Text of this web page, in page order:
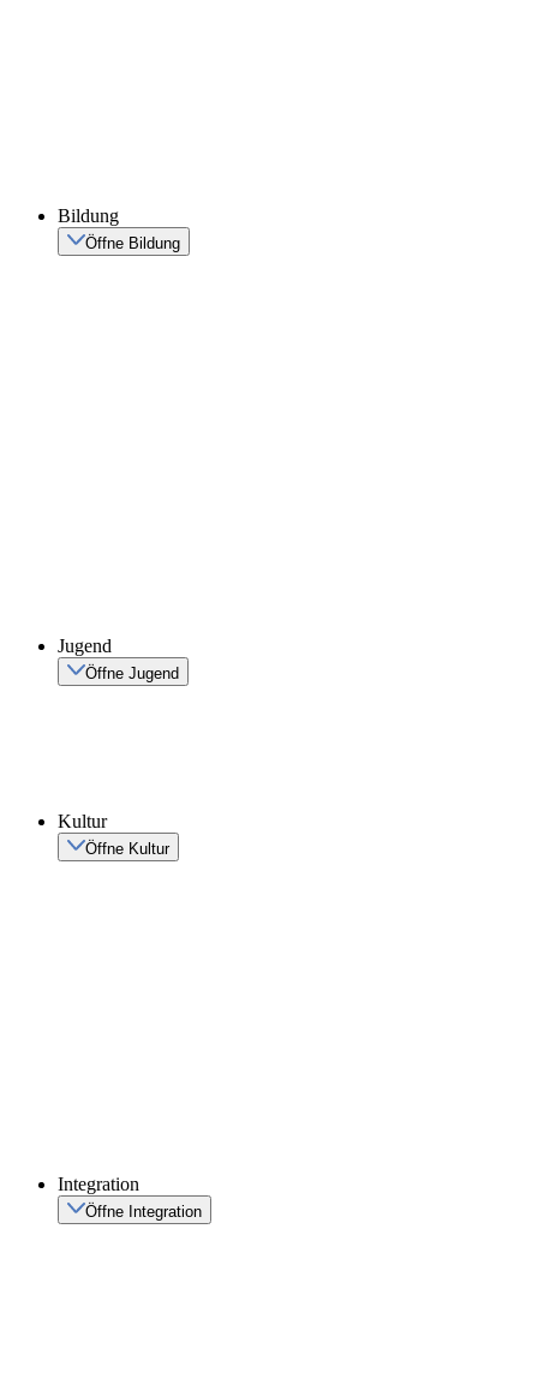
Bildung
Öffne Bildung
Jugend
Öffne Jugend
Kultur
Öffne Kultur
Integration
Öffne Integration